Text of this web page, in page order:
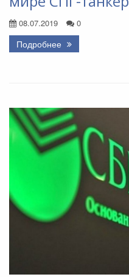
08.07.2019 0
Подробнее